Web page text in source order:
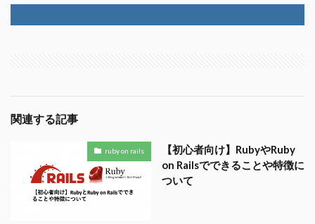
関連する記事
ruby on rails
【初心者向け】RubyやRuby
on Railsでできることや特徴に
ついて